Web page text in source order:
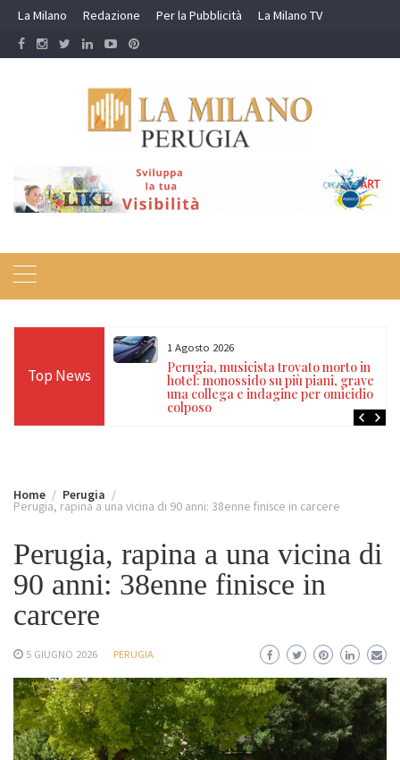
Skip
content
La Milano Redazione Per la Pubblicità La Milano TV
Top News
nel
per guida in
1 Agosto 2026
Perugia, musicista trovato morto in
hotel: monossido su più piani, grave
una collega e indagine per omicidio
colposo
Home Perugia
Perugia, rapina a una vicina di 90 anni: 38enne finisce in carcere
Perugia, rapina a una vicina di
90 anni: 38enne finisce in
carcere
5 GIUGNO 2026 PERUGIA